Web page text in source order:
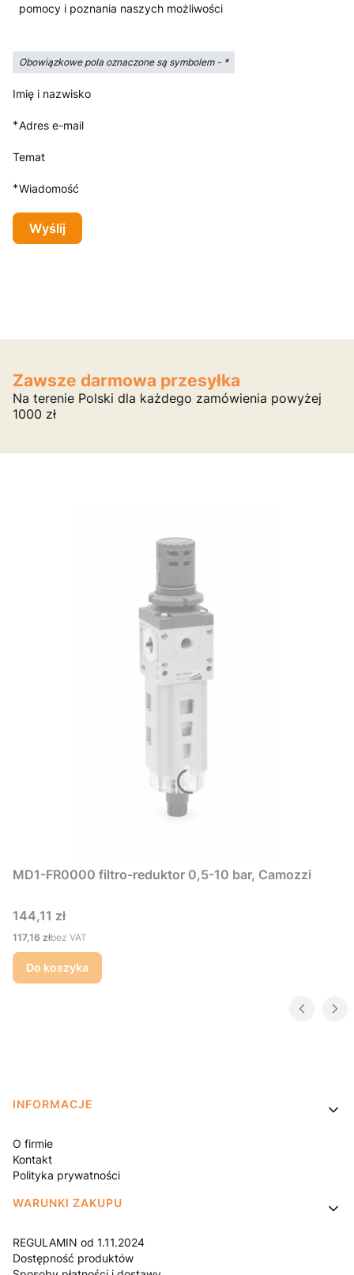
pomocy i poznania naszych możliwości
Obowiązkowe pola oznaczone są symbolem - *
Imię i nazwisko
*Adres e-mail
Temat
*Wiadomość
Wyślij
Zawsze darmowa przesyłka
Na terenie Polski dla każdego zamówienia powyżej
1000 zł
MD1-FR0000 filtro-reduktor 0,5-10 bar, Camozzi
Cena
144,11 zł
Cena
117,16 złbez VAT
Do koszyka
Linki w stopce
INFORMACJE
O firmie
Kontakt
Polityka prywatności
WARUNKI ZAKUPU
REGULAMIN od 1.11.2024
Dostępność produktów